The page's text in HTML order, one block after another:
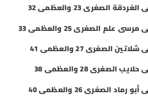
الصغرى 23 والعظمى 32
علم الصغرى 25 والعظمى 33
الصغرى 27 والعظمى 41
الصغرى 28 والعظمى 38
الصغرى 26 والعظمى 40